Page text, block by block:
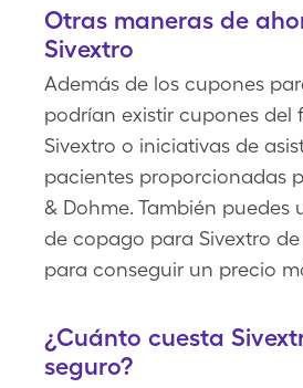
Otras maneras de
Sivextro
Además de los cupones
podrían existir cupones del
Sivextro o iniciativas de
pacientes proporcionadas
& Dohme. También puedes
de copago para Sivextro
para conseguir un precio
¿Cuánto cuesta
seguro?